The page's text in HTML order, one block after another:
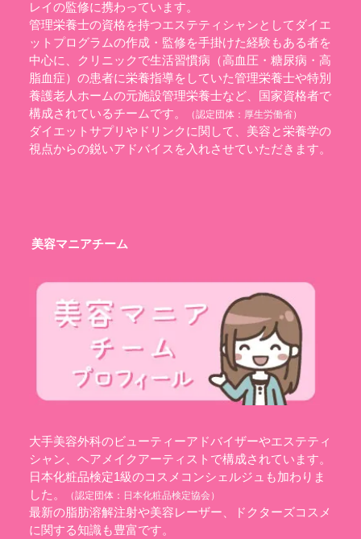
レイの監修に携わっています。
管理栄養士の資格を持つエステティシャンとしてダイエ
ットプログラムの作成・監修を手掛けた経験もある者を
中心に、クリニックで生活習慣病（高血圧・糖尿病・高
脂血症）の患者に栄養指導をしていた管理栄養士や特別
養護老人ホームの元施設管理栄養士など、国家資格者で
構成されているチームです。
（認定団体： 厚生労働省）
ダイエットサプリやドリンクに関して、美容と栄養学の
視点からの鋭いアドバイスを入れさせていただきます。
美容マニアチーム
大手美容外科のビューティーアドバイザーやエステティ
シャン、ヘアメイクアーティストで構成されています。
日本化粧品検定1級のコスメコンシェルジュも加わりま
した。
（認定団体： 日本化粧品検定協会）
最新の脂肪溶解注射や美容レーザー、ドクターズコスメ
に関する知識も豊富です。